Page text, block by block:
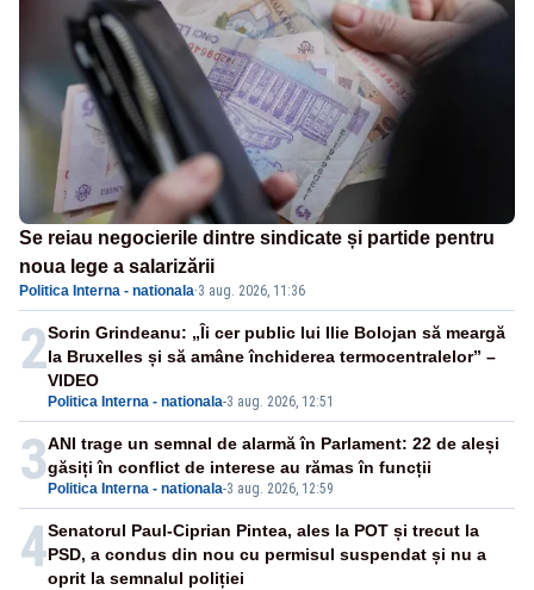
Se reiau negocierile dintre sindicate și partide pentru
noua lege a salarizării
Politica Interna - nationala·3 aug. 2026, 11:36
2
Politica Interna - nationala-3 aug. 2026, 12:51
Sorin Grindeanu: „Îi cer public lui Ilie Bolojan să meargă
la Bruxelles și să amâne închiderea termocentralelor” –
VIDEO
3 Politica Interna - nationala-3 aug. 2026, 12:59
ANI trage un semnal de alarmă în Parlament: 22 de aleși
găsiți în conflict de interese au rămas în funcții
4Senatorul Paul-Ciprian Pintea, ales la POT și trecut la
PSD, a condus din nou cu permisul suspendat și nu a
oprit la semnalul poliției